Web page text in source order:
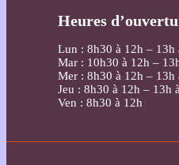
Heures
Lun : 8h30 à 12h – 13h
Mar : 10h30 à 12h –
Mer : 8h30 à 12h – 13h
Jeu : 8h30 à 12h – 13h
Ven : 8h30 à 12h